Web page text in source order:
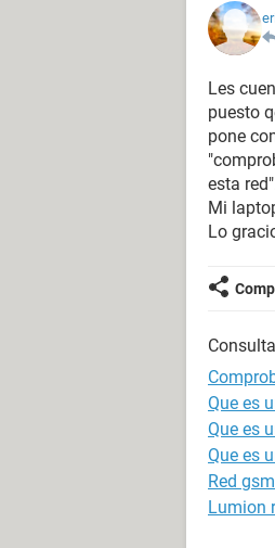
Les
puesto
pone
esta
Mi
Lo
Que es
Que es
Que es
Red gsm
Lumion